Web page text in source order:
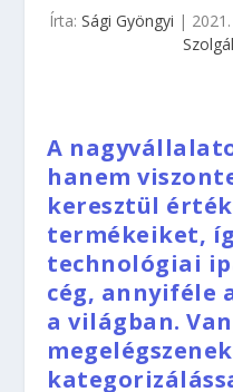
Írta: Sági Gyöngyi |
A
hanem
keresztül
termékeiket,
technológiai
cég, annyiféle
a világban.